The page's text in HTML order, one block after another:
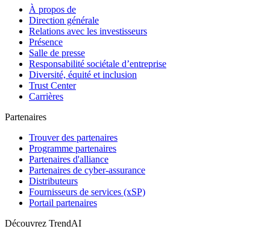
À propos de
Direction générale
Relations avec les investisseurs
Présence
Salle de presse
Responsabilité sociétale d’entreprise
Diversité, équité et inclusion
Trust Center
Carrières
Partenaires
Trouver des partenaires
Programme partenaires
Partenaires d'alliance
Partenaires de cyber-assurance
Distributeurs
Fournisseurs de services (xSP)
Portail partenaires
Découvrez TrendAI